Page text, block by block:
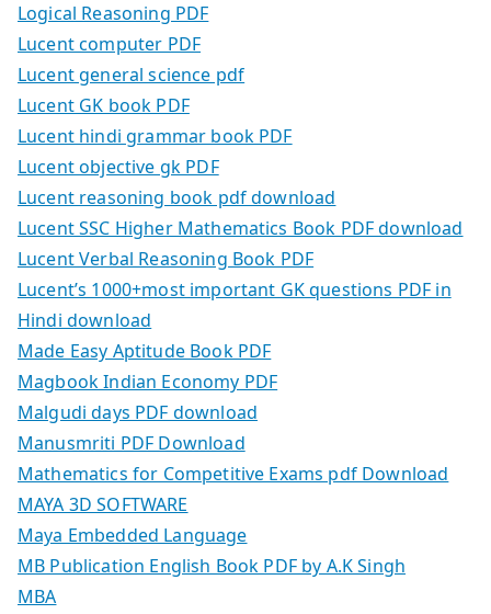
Logical Reasoning PDF
Lucent computer PDF
Lucent general science pdf
Lucent GK book PDF
Lucent hindi grammar book PDF
Lucent objective gk PDF
Lucent reasoning book pdf download
Lucent SSC Higher Mathematics Book PDF download
Lucent Verbal Reasoning Book PDF
Lucent’s 1000+most important GK questions PDF in
Hindi download
Made Easy Aptitude Book PDF
Magbook Indian Economy PDF
Malgudi days PDF download
Manusmriti PDF Download
Mathematics for Competitive Exams pdf Download
MAYA 3D SOFTWARE
Maya Embedded Language
MB Publication English Book PDF by A.K Singh
MBA